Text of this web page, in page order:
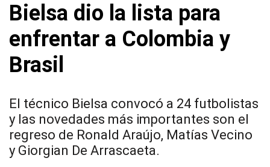
Bielsa dio la lista para
enfrentar a Colombia y
Brasil
El técnico Bielsa convocó a 24 futbolistas
y las novedades más importantes son el
regreso de Ronald Araújo, Matías Vecino
y Giorgian De Arrascaeta.